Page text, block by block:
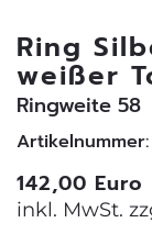
Ring
weißer
Ringweite 58
142,00 Euro
inkl. MwSt.